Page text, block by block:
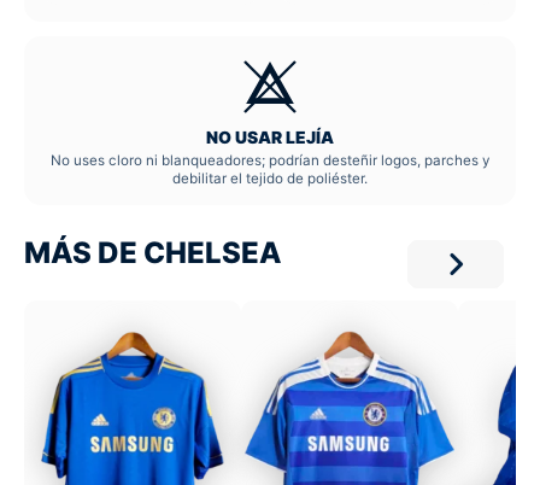
NO USAR LEJÍA
No uses cloro ni blanqueadores; podrían desteñir logos, parches y
debilitar el tejido de poliéster.
MÁS DE CHELSEA